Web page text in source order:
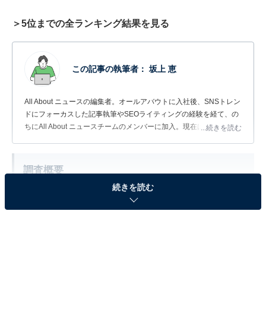
＞5位までの全ランキング結果を見る
この記事の執筆者： 坂上 恵
All About ニュースの編集者。オールアバウトに入社後、SNSトレン
ドにフォーカスした記事執筆やSEOライティングの経験を経て、の
ちにAll About ニュースチームのメンバーに加入。現在は旅行・カル
...続きを読む
調査概要
調査期間：2026年4月22〜27日
調査方法：インターネット調査
続きを読む